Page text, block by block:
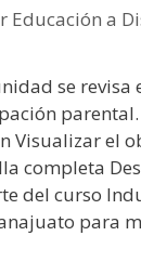
Educación a
se revisa
Visualizar el
completa
del curso
para